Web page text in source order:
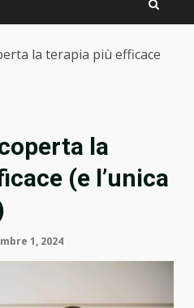
la terapia più efficace
la
(e l’unica
1, 2024